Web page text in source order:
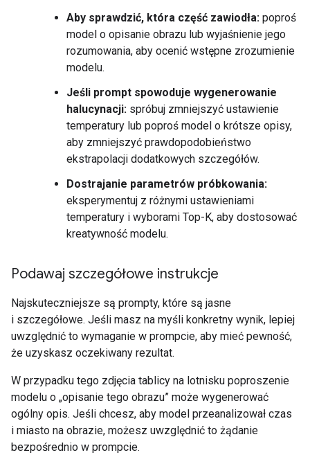
Aby sprawdzić, która część zawiodła: poproś
model o opisanie obrazu lub wyjaśnienie jego
rozumowania, aby ocenić wstępne zrozumienie
modelu.
Jeśli prompt spowoduje wygenerowanie
halucynacji: spróbuj zmniejszyć ustawienie
temperatury lub poproś model o krótsze opisy,
aby zmniejszyć prawdopodobieństwo
ekstrapolacji dodatkowych szczegółów.
Dostrajanie parametrów próbkowania:
eksperymentuj z różnymi ustawieniami
temperatury i wyborami Top-K, aby dostosować
kreatywność modelu.
Podawaj szczegółowe instrukcje
Najskuteczniejsze są prompty, które są jasne
i szczegółowe. Jeśli masz na myśli konkretny wynik, lepiej
uwzględnić to wymaganie w prompcie, aby mieć pewność,
że uzyskasz oczekiwany rezultat.
W przypadku tego zdjęcia tablicy na lotnisku poproszenie
modelu o „opisanie tego obrazu” może wygenerować
ogólny opis. Jeśli chcesz, aby model przeanalizował czas
i miasto na obrazie, możesz uwzględnić to żądanie
bezpośrednio w prompcie.